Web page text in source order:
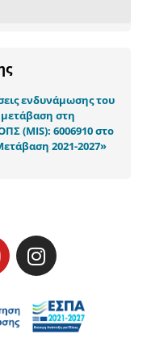
ενδυνάμωσης του
μετάβαση στη
(MIS): 6006910 στο
2021-2027»